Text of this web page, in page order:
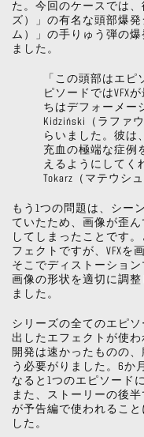
た。今回のケースでは、
ズ）」の有名な頭部爆発
ム）」の手りゅう弾の
ました。
「この頭部はエ
ピソードではVFX
ちはデフォーメー
Kidziński（ラファ
らいました。彼は
充血の極端な症例
えるようにしてく
Tokarz（マテウシ
もう1つの問題は、シー
ていたため、画像が歪
してしまったことです
フェクトですが、VFXを
そこでディストーション
画像の形状を適切に調
ました。
シリーズの全てのエピ
出したエフェクトが使
開発は速かったものの
う必要がりました。6か
なると1つのエピソード
また、ストーリーの後
が予告編で使われるこ
した。